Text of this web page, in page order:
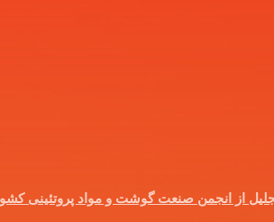
تجلیل از انجمن صنعت گوشت و مواد پروتئینی